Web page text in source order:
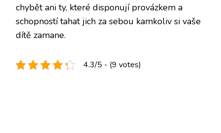
chybět ani ty, které disponují provázkem a
schopností tahat jich za sebou kamkoliv si vaše
dítě zamane.
4.3/5 - (9 votes)